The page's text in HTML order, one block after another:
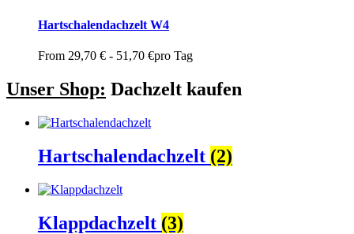
Hartschalendachzelt W4
From 29,70 € - 51,70 €pro Tag
Unser Shop: Dachzelt kaufen
Hartschalendachzelt (2)
Klappdachzelt (3)